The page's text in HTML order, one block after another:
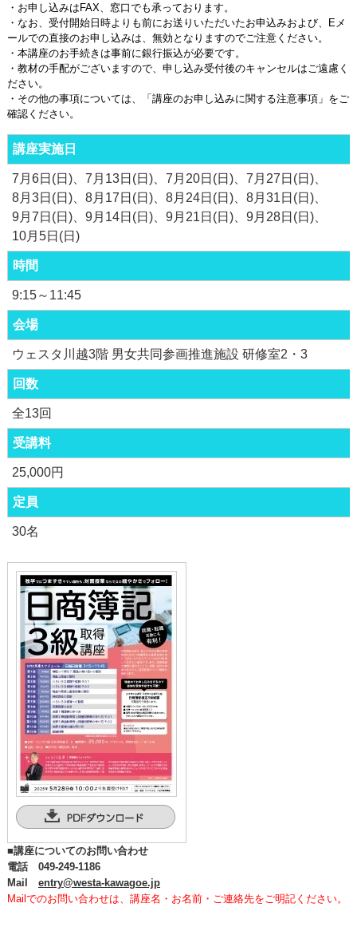
・お申し込みはFAX、窓口でも承っております。
・なお、受付開始日時よりも前にお送りいただいたお申込みおよび、Eメ
ールでの直接のお申し込みは、無効となりますのでご注意ください。
・本講座のお手続きは事前に銀行振込が必要です。
・教材の手配がございますので、申し込み受付後のキャンセルはご遠慮く
ださい。
・その他の事項については、「講座のお申し込みに関する注意事項」をご
確認ください。
講座実施日
7月6日(日) 7月13日(日) 7月20日(日)
7月27日(日)
8月3日(日)
8月17日(日) 8月24日(日)
8月31日(日)
9月7日(日)
9月14日(日) 9月21日(日)
9月28日(日)
10月5日(日)
時間
9:15～11:45
会場
ウェスタ川越3階 男女共同参画推進施設 研修室2・3
回数
全13回
受講料
25,000円
定員
30名
■講座についてのお問い合わせ
電話 049-249-1186
Mail entry@westa-kawagoe.jp
Mailでのお問い合わせは、講座名・お名前・ご連絡先をご明記ください。